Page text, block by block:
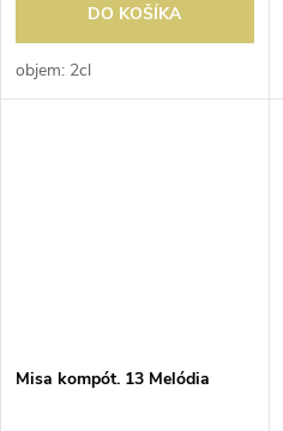
DO KOŠÍKA
objem: 2cl
Misa kompót. 13 Melódia